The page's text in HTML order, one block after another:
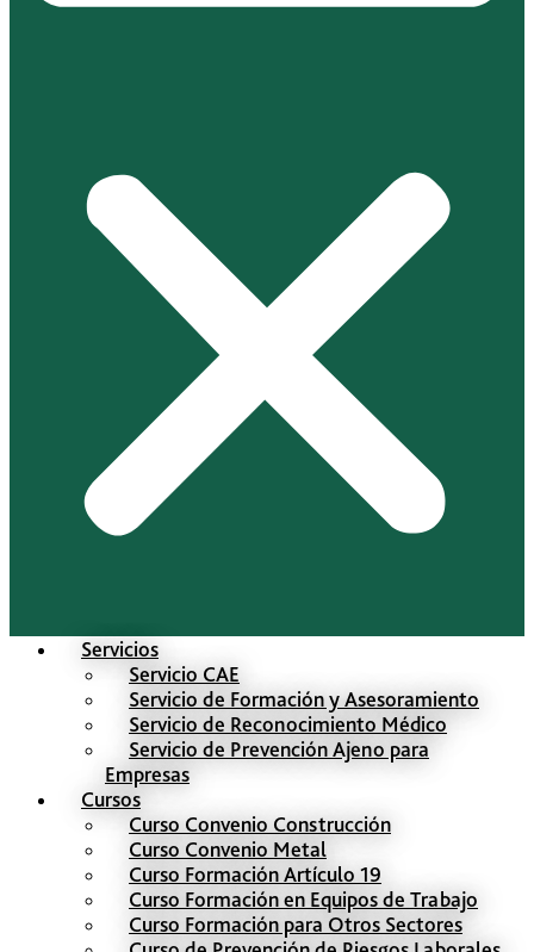
Servicios
Servicio CAE
Servicio de Formación y Asesoramiento
Servicio de Reconocimiento Médico
Servicio de Prevención Ajeno para
Empresas
Cursos
Curso Convenio Construcción
Curso Convenio Metal
Curso Formación Artículo 19
Curso Formación en Equipos de Trabajo
Curso Formación para Otros Sectores